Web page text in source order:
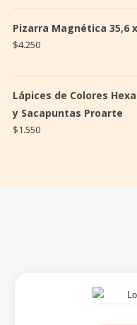
Pizarra Magnética 35,6
$4.250
Lápices de Colores
y Sacapuntas Proarte
$1.550